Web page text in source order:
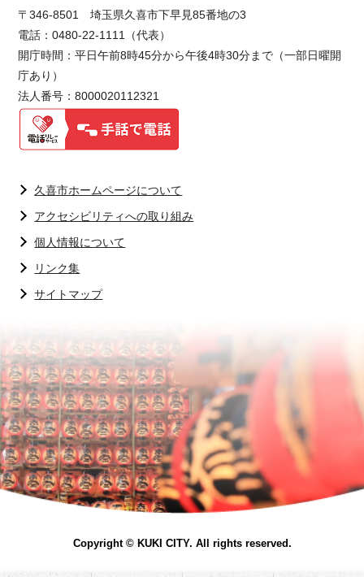
〒346-8501 埼玉県久喜市下早見85番地の3
電話：0480-22-1111（代表）
開庁時間：平日午前8時45分から午後4時30分まで（一部日曜開
庁あり）
法人番号：8000020112321
久喜市ホームページについて
アクセシビリティへの取り組み
個人情報について
リンク集
サイトマップ
Copyright © KUKI CITY. All rights reserved.